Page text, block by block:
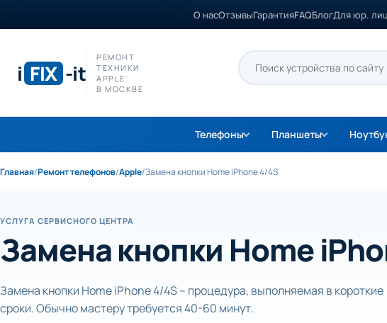
О насОтзывыГарантияFAQБлогДля юр. лиц
i FIX -it
РЕМОНТ
ТЕХНИКИ
APPLE
В МОСКВЕ
Телефоны Планшеты
Главная/Ремонт телефонов/Apple/Замена кнопки Home iPhone 4/4S
УСЛУГА СЕРВИСНОГО ЦЕНТРА
Замена кнопки Home
Замена кнопки Home iPhone 4/4S – процедура, выполняемая в короткие
сроки. Обычно мастеру требуется 40-60 минут.